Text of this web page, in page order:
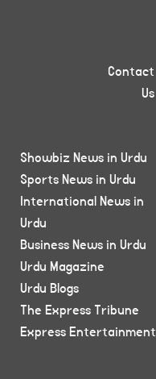
Contact
Us
Showbiz News in Urdu
Sports News in Urdu
International News in
Urdu
Business News in Urdu
Urdu Magazine
Urdu Blogs
The Express Tribune
Express Entertainment